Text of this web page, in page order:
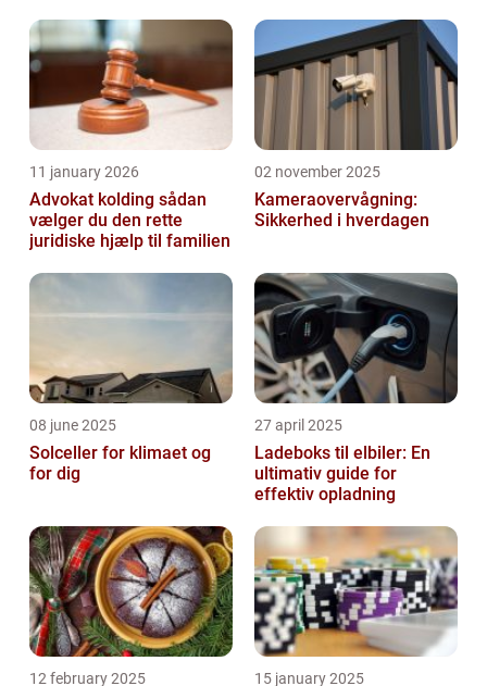
11 january 2026
Advokat kolding sådan
vælger du den rette
juridiske hjælp til familien
02 november 2025
Kameraovervågning:
Sikkerhed i hverdagen
08 june 2025
Solceller for klimaet og
for dig
27 april 2025
Ladeboks til elbiler: En
ultimativ guide for
effektiv opladning
12 february 2025 15 january 2025